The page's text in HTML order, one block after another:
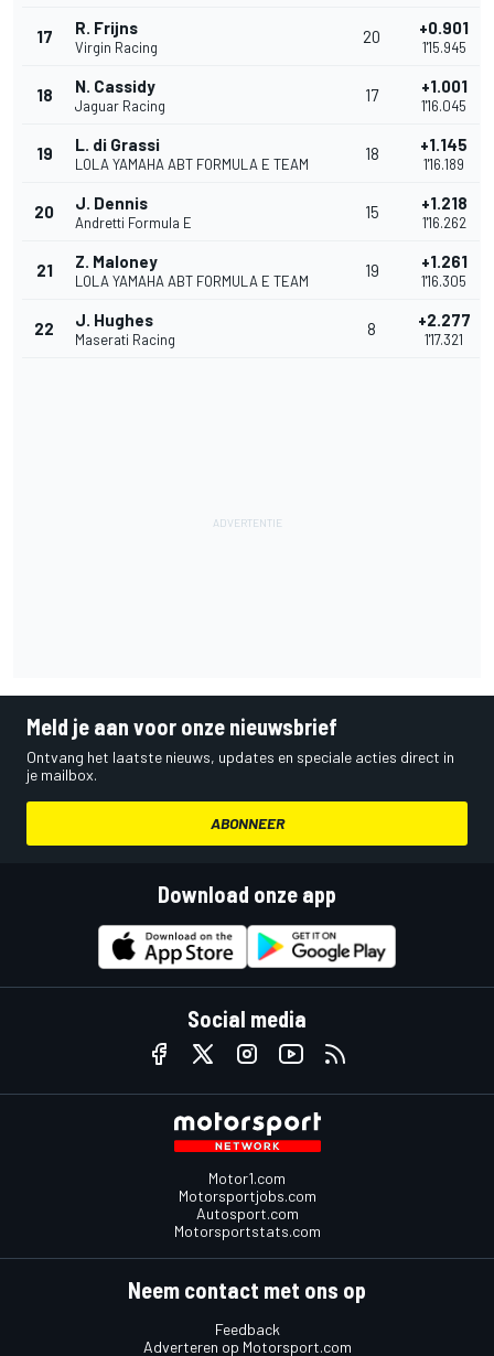
17 R. Frijns
Virgin Racing
20 +0.901
1'15.945
18 N. Cassidy
Jaguar Racing
17 +1.001
1'16.045
19 L. di Grassi
LOLA YAMAHA ABT FORMULA E TEAM
18 +1.145
1'16.189
20 J. Dennis
Andretti Formula E
15 +1.218
1'16.262
21 Z. Maloney
LOLA YAMAHA ABT FORMULA E TEAM
19 +1.261
1'16.305
22 J. Hughes
Maserati Racing
8 +2.277
1'17.321
Meld je aan voor onze nieuwsbrief
Ontvang het laatste nieuws, updates en speciale acties direct in
je mailbox.
ABONNEER
Download onze app
Social media
Motor1.com
Motorsportjobs.com
Autosport.com
Motorsportstats.com
Neem contact met ons op
Feedback
Adverteren op Motorsport.com